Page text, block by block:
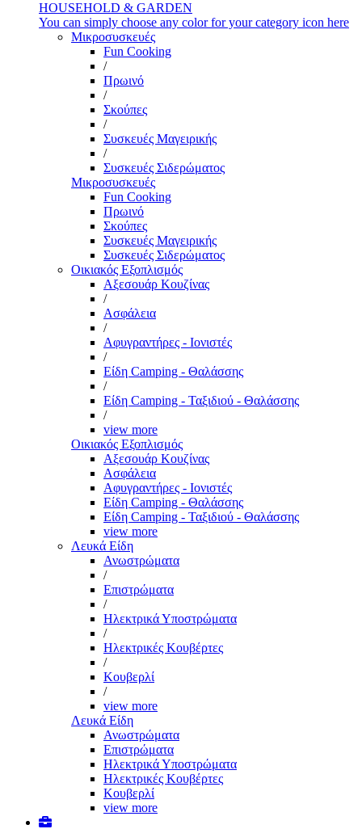
HOUSEHOLD & GARDEN
You can simply choose any color for your category icon here
Μικροσυσκευές
Fun Cooking
/
Πρωινό
/
Σκούπες
/
Συσκευές Μαγειρικής
/
Συσκευές Σιδερώματος
Μικροσυσκευές
Fun Cooking
Πρωινό
Σκούπες
Συσκευές Μαγειρικής
Συσκευές Σιδερώματος
Οικιακός Εξοπλισμός
Αξεσουάρ Κουζίνας
/
Ασφάλεια
/
Αφυγραντήρες - Ιονιστές
/
Είδη Camping - Θαλάσσης
/
Είδη Camping - Ταξιδιού - Θαλάσσης
/
view more
Οικιακός Εξοπλισμός
Αξεσουάρ Κουζίνας
Ασφάλεια
Αφυγραντήρες - Ιονιστές
Είδη Camping - Θαλάσσης
Είδη Camping - Ταξιδιού - Θαλάσσης
view more
Λευκά Είδη
Ανωστρώματα
/
Επιστρώματα
/
Ηλεκτρικά Υποστρώματα
/
Ηλεκτρικές Κουβέρτες
/
Κουβερλί
/
view more
Λευκά Είδη
Ανωστρώματα
Επιστρώματα
Ηλεκτρικά Υποστρώματα
Ηλεκτρικές Κουβέρτες
Κουβερλί
view more